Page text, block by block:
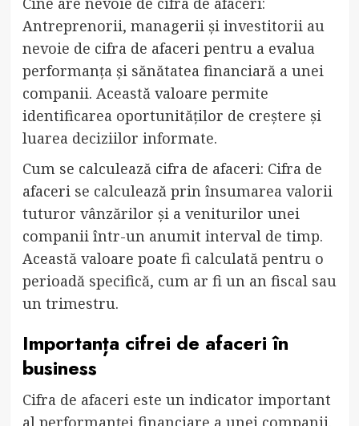
Antreprenorii, managerii și investitorii au
nevoie de cifra de afaceri pentru a evalua
performanța și sănătatea financiară a unei
companii. Această valoare permite
identificarea oportunităților de creștere și
luarea deciziilor informate.
Cum se calculează cifra de afaceri: Cifra de
afaceri se calculează prin însumarea valorii
tuturor vânzărilor și a veniturilor unei
companii într-un anumit interval de timp.
Această valoare poate fi calculată pentru o
perioadă specifică, cum ar fi un an fiscal sau
un trimestru.
Importanța cifrei de afaceri în
business
Cifra de afaceri este un indicator important
al performanței financiare a unei companii.